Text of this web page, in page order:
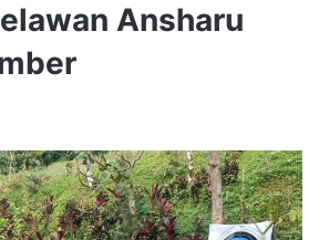
Ansharu